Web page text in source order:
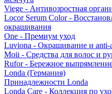
Viege - Антивозростная
Locor Serum Color -
окрашивания
One - Премиум уход
Luviona - Окрашивание и anti-
Moii - Средства для волос и
Rufor - Бережное
Londa (Германия)
Принадлежности Londa
Londa Care - Коллекция по